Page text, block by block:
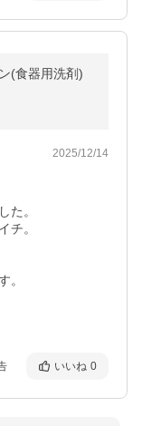
(食器用洗剤)
2025/12/14
た。
チ。
。
いいね 0